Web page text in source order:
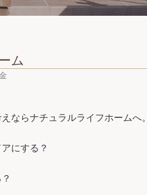
ム
ならナチュラルライフホームへ。
にする？